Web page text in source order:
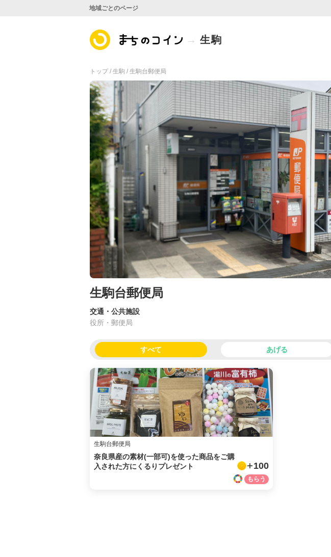
トップ / 生駒 / 生駒台郵便局
生駒台郵便局
交通・公共施設
役所・郵便局
すべて あげる
生駒台郵便局
奈良県産の素材(一部可)を使った商品をご購
入された方にくるりプレゼント
100
地域ごとのページ
生駒